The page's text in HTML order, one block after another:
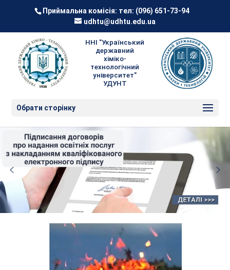
Приймальна комісія: тел: (096) 651-73-94
udhtu@udhtu.edu.ua
ННІ "Український
державний
хіміко-
технологічний
університет"
УДУНТ
Обрати сторінку